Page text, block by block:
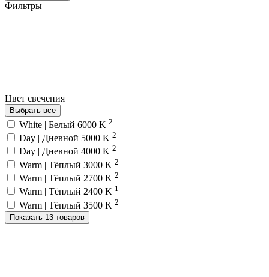
Фильтры
Цвет свечения
Выбрать все
White | Белый 6000 K 2
Day | Дневной 5000 K 2
Day | Дневной 4000 K 2
Warm | Тёплый 3000 K 2
Warm | Тёплый 2700 K 2
Warm | Тёплый 2400 K 1
Warm | Тёплый 3500 K 2
Показать 13 товаров